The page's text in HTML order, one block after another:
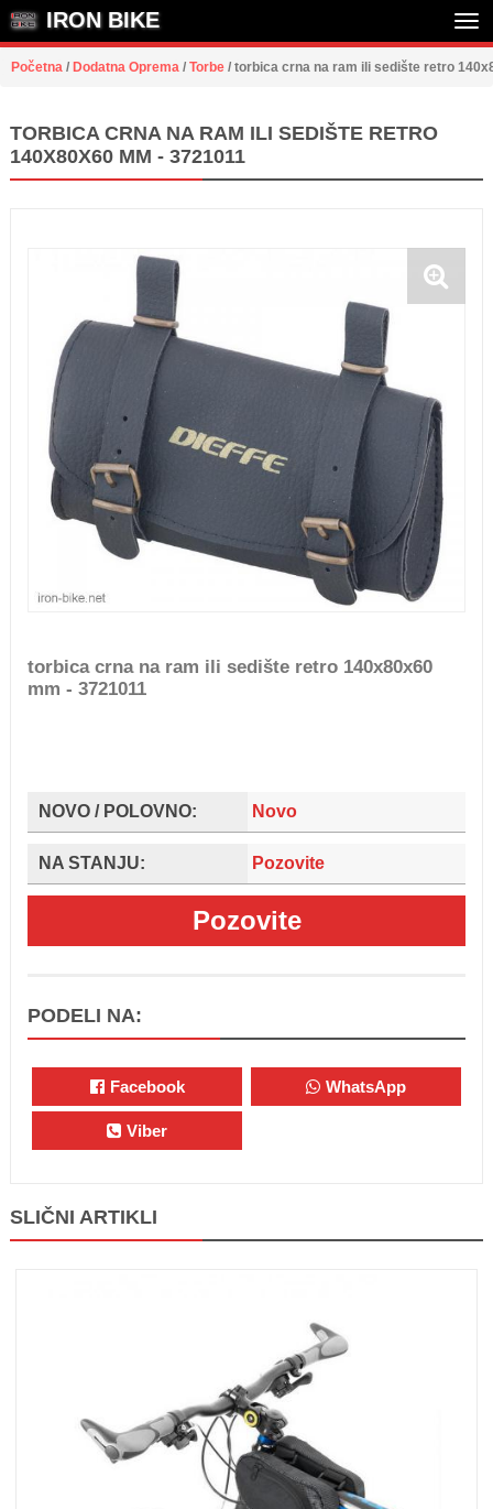
IRON BIKE
Početna / Dodatna Oprema / Torbe / torbica crna na ram ili sedište retro
TORBICA CRNA NA RAM ILI SEDIŠTE RETRO
140X80X60 MM - 3721011
torbica crna na ram ili sedište retro 140x80x60
mm - 3721011
NOVO / POLOVNO: Novo
NA STANJU: Pozovite
Pozovite
PODELI NA:
Facebook WhatsApp
Viber
SLIČNI ARTIKLI